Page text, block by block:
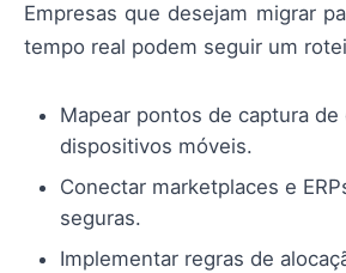
Empresas que desejam migrar
tempo real podem seguir um
Mapear pontos de captura
dispositivos móveis.
Conectar marketplaces e
seguras.
Implementar regras de